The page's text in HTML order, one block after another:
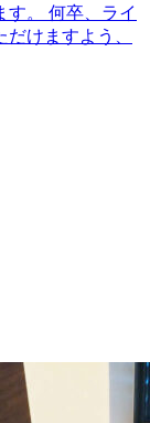
す。 何卒、ライ
けますよう、